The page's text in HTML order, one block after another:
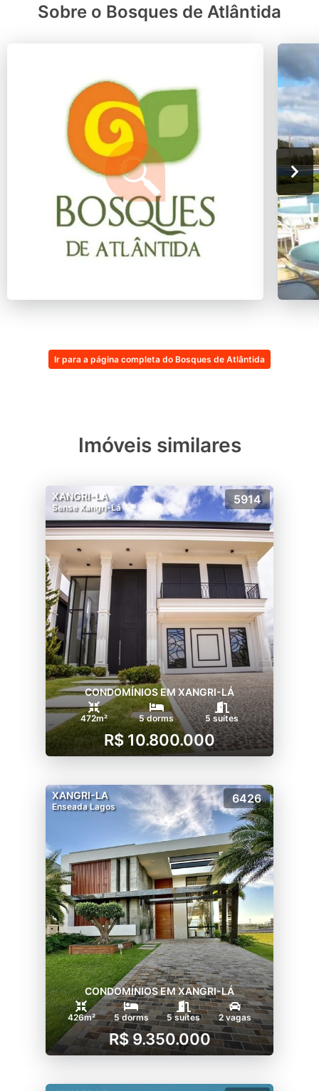
Sobre o Bosques de Atlântida
Ir para a página completa do Bosques de Atlântida
Imóveis similares
XANGRI-LA
Sense Xangri-Lá
5914
CONDOMÍNIOS EM XANGRI-LÁ
472m² 5 dorms 5 suítes
R$ 10.800.000
XANGRI-LA
Enseada Lagos
6426
CONDOMÍNIOS EM XANGRI-LÁ
426m² 5 dorms 5 suítes 2 vagas
R$ 9.350.000